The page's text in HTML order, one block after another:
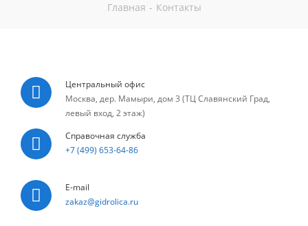
Главная - Контакты
Центральный офис
Москва, дер. Мамыри, дом 3 (ТЦ Славянский Град,
левый вход, 2 этаж)
Справочная служба
+7 (499) 653-64-86
E-mail
zakaz@gidrolica.ru